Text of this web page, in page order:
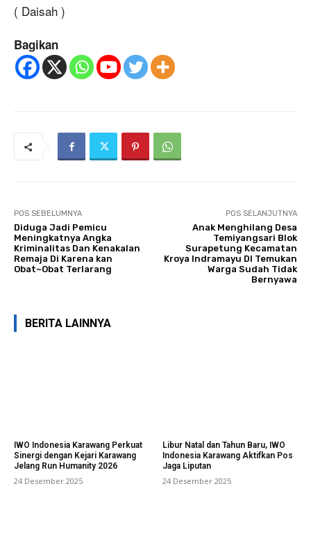
( Daisah )
Bagikan
POS SEBELUMNYA
Diduga Jadi Pemicu
Meningkatnya Angka
Kriminalitas Dan Kenakalan
Remaja Di Karena kan
Obat~Obat Terlarang
POS SELANJUTNYA
Anak Menghilang Desa
Temiyangsari Blok
Surapetung Kecamatan
Kroya Indramayu DI Temukan
Warga Sudah Tidak
Bernyawa
BERITA LAINNYA
IWO Indonesia Karawang Perkuat
Sinergi dengan Kejari Karawang
Jelang Run Humanity 2026
24 Desember 2025
Libur Natal dan Tahun Baru, IWO
Indonesia Karawang Aktifkan Pos
Jaga Liputan
24 Desember 2025